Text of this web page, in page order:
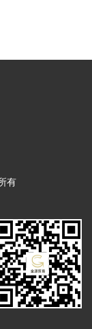
有